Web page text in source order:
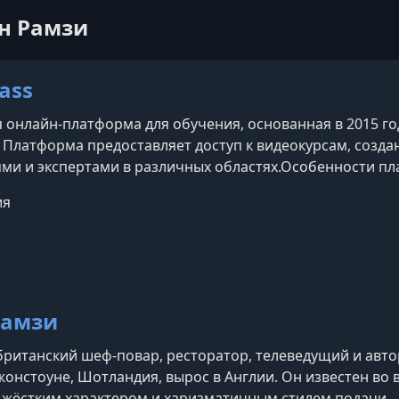
Рамзи
онлайн-платформа для обучения, основанная в 2015
предоставляет доступ к видеокурсам,
и экспертами в различных областях.​Особенности
(кинорежиссура), Серена Уильямс (теннис), Ханс
шеф-повар, ресторатор, телеведущий и
Шотландия, вырос в Англии. Он известен